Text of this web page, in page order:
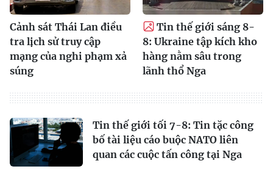
Cảnh sát Thái Lan điều
tra lịch sử truy cập
mạng của nghi phạm xả
súng
Tin thế giới sáng 8-
8: Ukraine tập kích kho
hàng nằm sâu trong
lãnh thổ Nga
Tin thế giới tối 7-8: Tin tặc công
bố tài liệu cáo buộc NATO liên
quan các cuộc tấn công tại Nga